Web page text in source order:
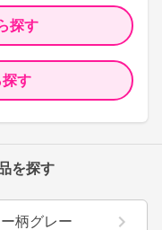
探す
す
を探す
柄グレー